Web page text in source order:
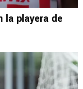
la playera de